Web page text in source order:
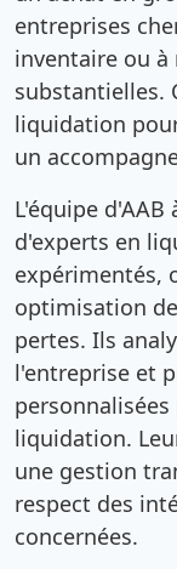
entreprises
inventaire ou à
substantielles.
liquidation
un
L'équipe d'AAB
d'experts en
expérimentés,
optimisation
pertes. Ils
l'entreprise et
liquidation.
une gestion
respect des
concernées.